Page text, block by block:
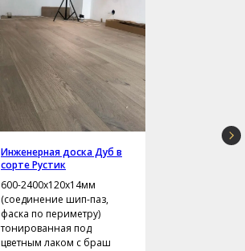
Инженерная доска Дуб в
сорте Рустик
600-2400х120х14мм
(соединение шип-паз,
фаска по периметру)
тонированная под
цветным лаком с браш